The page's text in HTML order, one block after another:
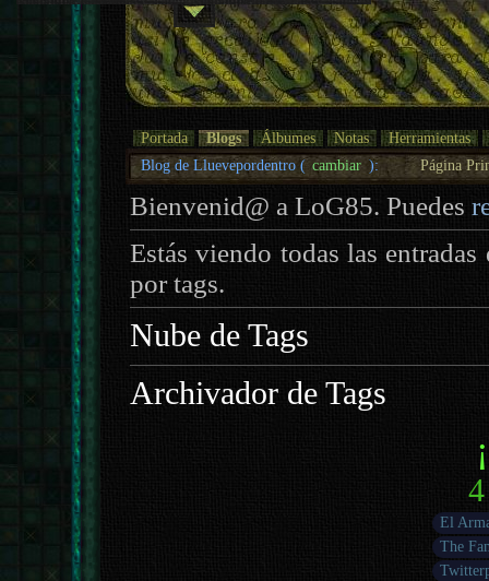
Portada Blogs Álbumes Notas
Herramientas
Blog de Lluevepordentro ( cambiar ): Página
Bienvenid@ a LoG85. Puedes
Estás viendo todas las
por tags.
Nube de Tags
Archivador de Tags
El
The